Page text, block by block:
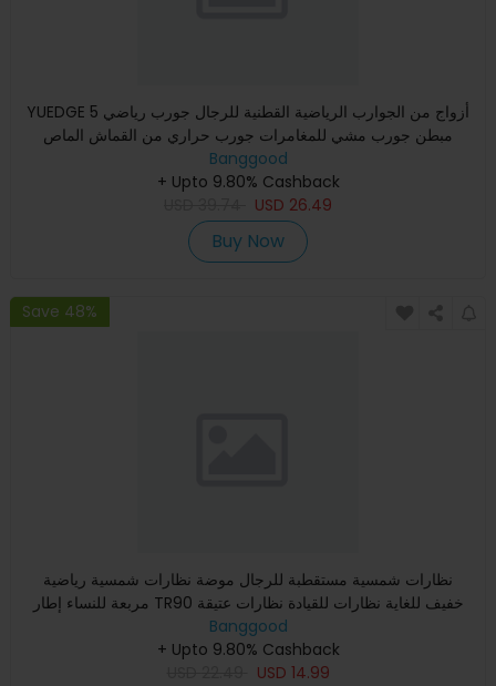
YUEDGE 5 أزواج من الجوارب الرياضية القطنية للرجال جورب رياضي
مبطن جورب مشي للمغامرات جورب حراري من القماش الماص
للرطوبة
Banggood
+ Upto 9.80% Cashback
USD 26.49
Buy Now
Save 48%
نظارات شمسية مستقطبة للرجال موضة نظارات شمسية رياضية
مربعة للنساء إطار TR90 خفيف للغاية نظارات للقيادة نظارات عتيقة
UV40
Banggood
+ Upto 9.80% Cashback
USD 14.99